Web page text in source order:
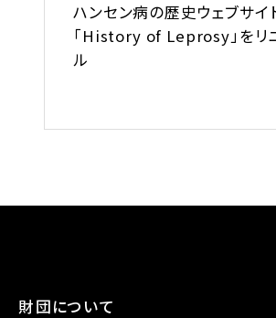
ハンセン病の歴史ウェブサイ
「History of Leprosy」をリ
ル
財団について